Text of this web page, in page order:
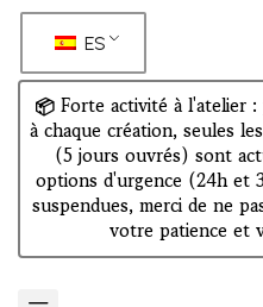
📦 Forte activité à l'atelier
à chaque création, seules
(5 jours ouvrés) sont
options d'urgence (24h et
suspendues, merci de ne
votre patience et
ES